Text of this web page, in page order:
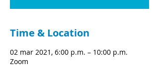
Time & Location
02 mar 2021, 6:00 p.m. – 10:00 p.m.
Zoom